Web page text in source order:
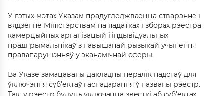
У гэтых мэтах Указам прадугледжваецца стварэнне і
вядзенне Міністэрствам па падатках і зборах рэестра
камерцыйных арганізацый і індывідуальных
прадпрымальнікаў з павышанай рызыкай учынення
правапарушэнняў у эканамічнай сферы.
Ва Указе замацаваны дакладны пералік падстаў для
ўключэння суб'ектаў гаспадарання ў названы рэестр.
Так, у рэестр будуць уключацца звесткі аб суб'ектах